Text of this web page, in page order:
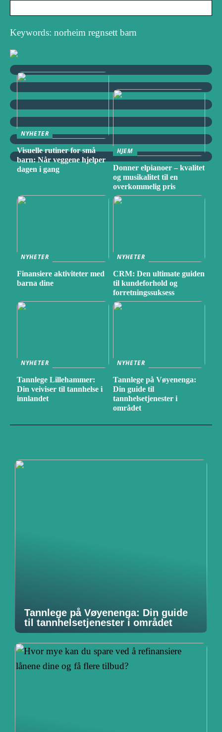
Keywords: norheim regnsett barn
NYHETER
Visuelle rutiner for små
barn: Når veggene hjelper
dagen i gang
HJEM
Donner elpianoer – kvalitet
og musikalitet til en
overkommelig pris
NYHETER
Finansiere aktiviteter med
barna dine
NYHETER
CRM: Den ultimate guiden
til kundeforhold og
forretningssuksess
NYHETER
Tannlege Lillehammer:
Din veiviser til tannhelse i
innlandet
NYHETER
Tannlege på Vøyenenga:
Din guide til
tannhelsetjenester i
området
Tannlege på Vøyenenga: Din guide
til tannhelsetjenester i området